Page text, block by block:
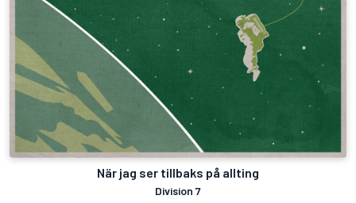
När jag ser tillbaks på allting
Division 7